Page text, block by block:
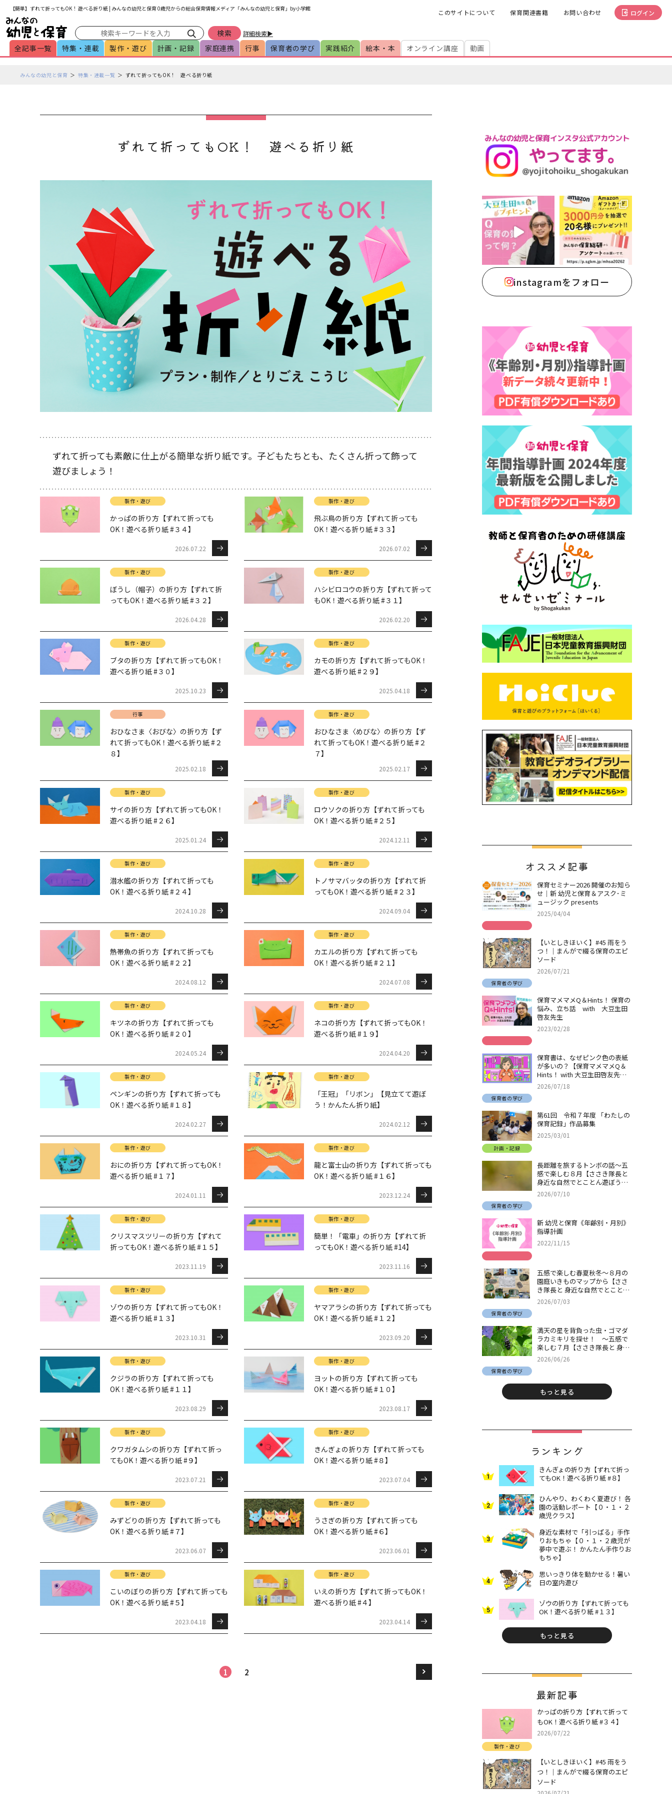
【簡単】ずれて折ってもOK！ 遊べる折り紙 | みんなの幼児と保育 0歳児からの総合保育情報メディア「みんなの幼児と保育」by小学館 このサイトについて 保育関連書籍 お問い合わせ ログイン
詳細検索▶
全記事一覧 特集・連載 製作・遊び 計画・記録 家庭連携 行事 保育者の学び 実践紹介 絵本・本 オンライン講座 動画
みんなの幼児と保育 特集・連載一覧 ずれて折ってもOK！ 遊べる折り紙
ずれて折ってもOK！ 遊べる折り紙
ずれて折っても素敵に仕上がる簡単な折り紙です。子どもたちとも、たくさん折って飾って
遊びましょう！
製作・遊び
かっぱの折り方【ずれて折っても
OK！遊べる折り紙 #３４】
2026.07.22
製作・遊び
飛ぶ鳥の折り方【ずれて折っても
OK！遊べる折り紙 #３３】
2026.07.02
製作・遊び
ぼうし（帽子）の折り方【ずれて折
ってもOK！遊べる折り紙 #３２】
2026.04.28
製作・遊び
ハシビロコウの折り方【ずれて折って
もOK！遊べる折り紙 #３１】
2026.02.20
製作・遊び
ブタの折り方【ずれて折ってもOK！
遊べる折り紙 #３０】
2025.10.23
製作・遊び
カモの折り方【ずれて折ってもOK！
遊べる折り紙 #２９】
2025.04.18
行事
おひなさま〈おびな〉の折り方【ず
れて折ってもOK！遊べる折り紙 #２
８】
2025.02.18
製作・遊び
おひなさま〈めびな〉の折り方【ず
れて折ってもOK！遊べる折り紙 #２
７】
2025.02.17
製作・遊び
サイの折り方【ずれて折ってもOK！
遊べる折り紙 #２６】
2025.01.24
製作・遊び
ロウソクの折り方【ずれて折っても
OK！遊べる折り紙 #２５】
2024.12.11
製作・遊び
潜水艦の折り方【ずれて折っても
OK！遊べる折り紙 #２４】
2024.10.28
製作・遊び
トノサマバッタの折り方【ずれて折
ってもOK！遊べる折り紙 #２３】
2024.09.04
製作・遊び
熱帯魚の折り方【ずれて折っても
OK！遊べる折り紙 #２２】
2024.08.12
製作・遊び
カエルの折り方【ずれて折っても
OK！遊べる折り紙 #２１】
2024.07.08
製作・遊び
キツネの折り方【ずれて折っても
OK！遊べる折り紙 #２０】
2024.05.24
製作・遊び
ネコの折り方【ずれて折ってもOK！
遊べる折り紙 #１９】
2024.04.20
製作・遊び
ペンギンの折り方【ずれて折っても
OK！遊べる折り紙 #１８】
2024.02.27
製作・遊び
「王冠」「リボン」【見立てて遊ぼ
う！かんたん折り紙】
2024.02.12
製作・遊び
おにの折り方【ずれて折ってもOK！
遊べる折り紙 #１７】
2024.01.11
製作・遊び
龍と富士山の折り方【ずれて折っても
OK！遊べる折り紙 #１６】
2023.12.24
製作・遊び
クリスマスツリーの折り方【ずれて
折ってもOK！遊べる折り紙 #１５】
2023.11.19
製作・遊び
簡単！「電車」の折り方【ずれて折
ってもOK！遊べる折り紙 #14】
2023.11.16
製作・遊び
ゾウの折り方【ずれて折ってもOK！
遊べる折り紙 #１３】
2023.10.31
製作・遊び
ヤマアラシの折り方【ずれて折っても
OK！遊べる折り紙 #１２】
2023.09.20
製作・遊び
クジラの折り方【ずれて折っても
OK！遊べる折り紙 #１１】
2023.08.29
製作・遊び
ヨットの折り方【ずれて折っても
OK！遊べる折り紙 #１０】
2023.08.17
製作・遊び
クワガタムシの折り方【ずれて折っ
てもOK！遊べる折り紙 #９】
2023.07.21
製作・遊び
きんぎょの折り方【ずれて折っても
OK！遊べる折り紙 #８】
2023.07.04
製作・遊び
みずどりの折り方【ずれて折っても
OK！遊べる折り紙 #７】
2023.06.07
製作・遊び
うさぎの折り方【ずれて折っても
OK！遊べる折り紙 #６】
2023.06.01
製作・遊び
こいのぼりの折り方【ずれて折っても
OK！遊べる折り紙 #５】
2023.04.18
製作・遊び
いえの折り方【ずれて折ってもOK！
遊べる折り紙 #４】
2023.04.14
1 2
instagramをフォロー
オススメ記事
保育セミナー2026 開催のお知ら
せ｜新 幼児と保育＆アスク･ミ
ュージック presents
2025/04/04
【いとしきほいく】#45 雨をう
つ！｜まんがで綴る保育のエピ
ソード
2026/07/21
保育者の学び
保育マメマメQ＆Hints！ 保育の
悩み、立ち話 with 大豆生田
啓友先生
2023/02/28
保育書は、なぜピンク色の表紙
が多いの？【保育マメマメQ＆
Hints！ with 大豆生田啓友先
生】
2026/07/18
保育者の学び
第61回 令和７年度 「わたしの
保育記録」作品募集
2025/03/01
計画・記録
長距離を旅するトンボの話～五
感で楽しむ８月【ささき隊長と
身近な自然でとことん遊ぼう！
＃32】
2026/07/10
保育者の学び
新 幼児と保育《年齢別・月別》
指導計画
2022/11/15
五感で楽しむ春夏秋冬～８月の
園庭いきものマップから【ささ
き隊長と 身近な自然でとことん
遊ぼう！＃31】
2026/07/03
保育者の学び
満天の星を背負った虫・ゴマダ
ラカミキリを探せ！ ～五感で
楽しむ７月【ささき隊長と 身近
な自然でとことん遊ぼう！＃
30】
2026/06/26
保育者の学び
もっと見る
ランキング
1
きんぎょの折り方【ずれて折っ
てもOK！遊べる折り紙 #８】
2
ひんやり、わくわく夏遊び！ 各
園の活動レポート【０・１・２
歳児クラス】
3
身近な素材で「引っぱる」手作
りおもちゃ【０・１・２歳児が
夢中で遊ぶ！ かんたん手作りお
もちゃ】
4
思いっきり体を動かせる！暑い
日の室内遊び
5
ゾウの折り方【ずれて折っても
OK！遊べる折り紙 #１３】
もっと見る
最新記事
かっぱの折り方【ずれて折って
もOK！遊べる折り紙 #３４】
2026/07/22
製作・遊び
【いとしきほいく】#45 雨をう
つ！｜まんがで綴る保育のエピ
ソード